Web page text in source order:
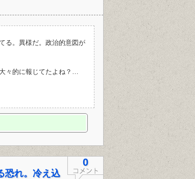
る。異様だ。政治的意図が
々的に報じてたよね？…
0
恐れ。冷え込